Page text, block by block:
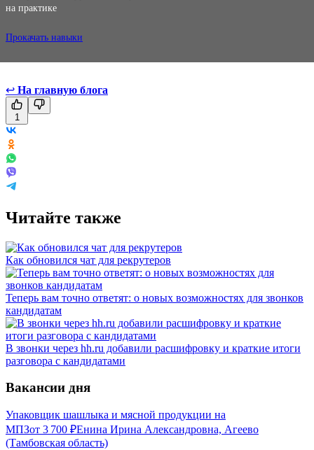
на практике
Прокачать навыки
↩ На главную блога
1
Читайте также
Как обновился чат для рекрутеров
Теперь вам точно ответят: о новых возможностях для звонков
кандидатам
В звонки через hh.ru добавили расшифровку и краткие итоги
разговора с кандидатами
Вакансии дня
Упаковщик шашлыка и мясной продукции на
МПЗот 3 700 ₽Енина Ирина Александровна, Агеево
(Тамбовская область)